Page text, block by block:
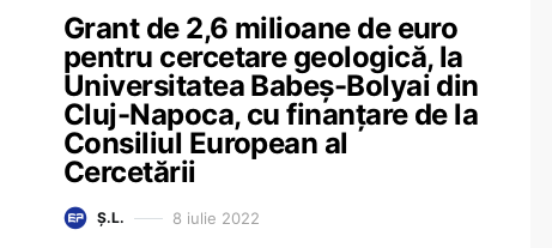
Grant de 2,6 milioane de euro
pentru cercetare geologică, la
Universitatea Babeș-Bolyai din
Cluj-Napoca, cu finanțare de la
Consiliul European al
Cercetării
Ș.L. 8 iulie 2022